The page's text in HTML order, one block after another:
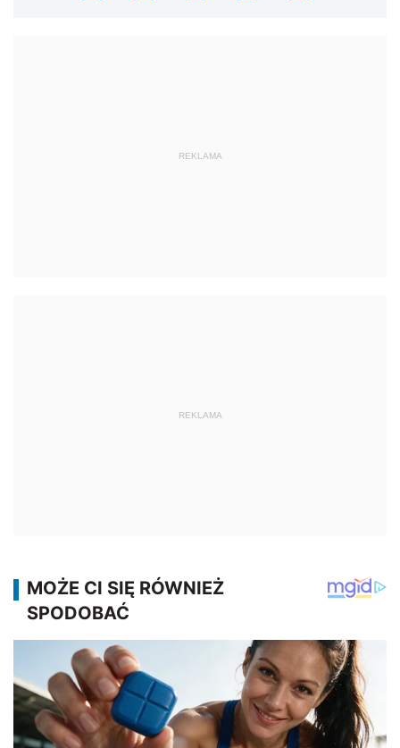
REKLAMA
REKLAMA